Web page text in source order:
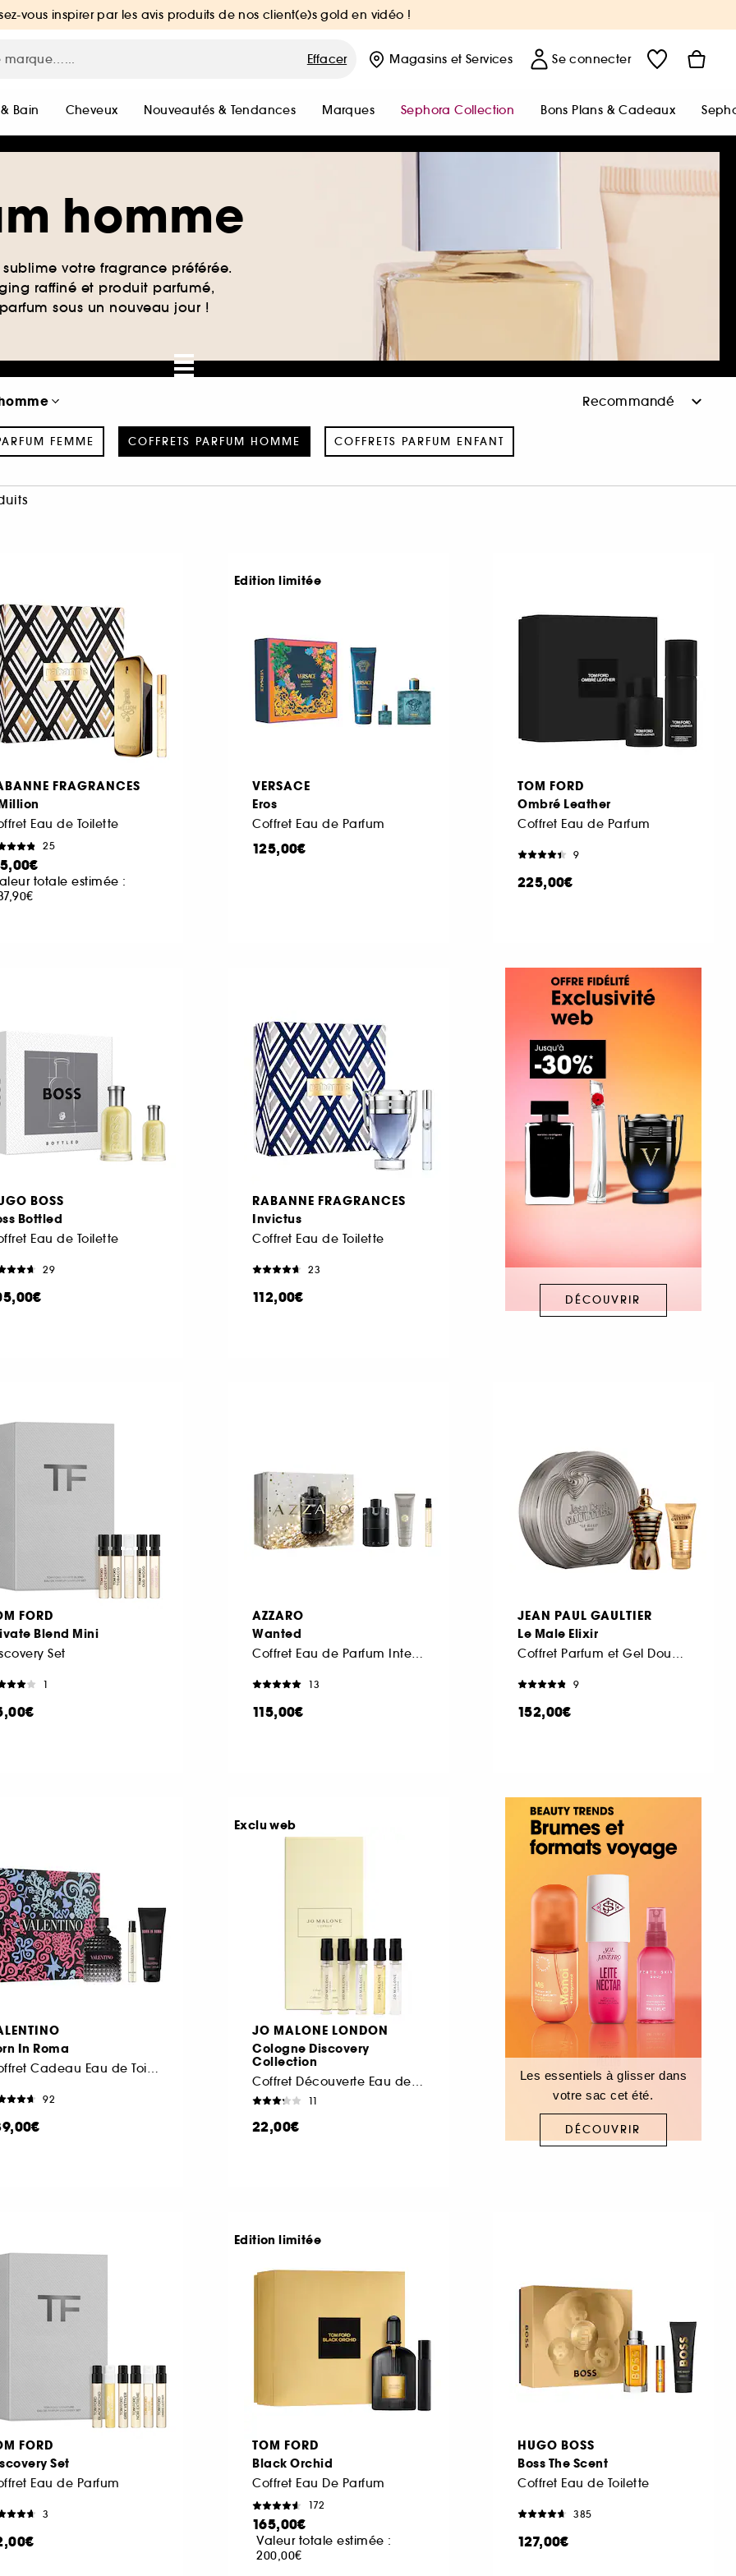
vous inspirer par les avis produits de nos client(e)s gold en vidéo !
Effacer Magasins et Services Se connecter
Bain Cheveux Nouveautés & Tendances Marques Sephora Collection Bons Plans & Cadeaux
homme
votre fragrance préférée.
raffiné et produit parfumé,
sous un nouveau jour !
FEMME COFFRETS PARFUM HOMME COFFRETS PARFUM ENFANT
FRAGRANCES
Eau de Toilette
25
totale estimée :
VERSACE
Eros
Coffret Eau de Parfum
125,00€
Edition limitée
TOM FORD
Ombré Leather
Coffret Eau de Parfum
9
225,00€
BOSS
Bottled
Eau de Toilette
29
RABANNE FRAGRANCES
Invictus
Coffret Eau de Toilette
23
112,00€ DÉCOUVRIR
FORD
Blend Mini
Set
1
AZZARO
Wanted
13
115,00€
JEAN PAUL GAULTIER
Le Male Elixir
9
152,00€
In Roma
92
JO MALONE LONDON
Cologne Discovery
Collection
11
22,00€
Exclu web
Les essentiels à glisser dans
votre sac cet été.
DÉCOUVRIR
FORD
Set
Eau de Parfum
3
TOM FORD
Black Orchid
Coffret Eau De Parfum
172
165,00€
Valeur totale estimée :
200,00€
Edition limitée
HUGO BOSS
Boss The Scent
Coffret Eau de Toilette
385
127,00€